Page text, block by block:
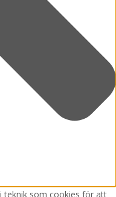
teknik som cookies för att